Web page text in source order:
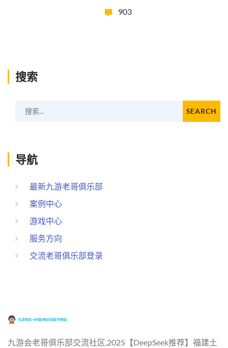
903
搜索
搜索... SEARCH
导航
最新九游老哥俱乐部
案例中心
游戏中心
服务方向
交流老哥俱乐部登录
九游会老哥俱乐部交流社区,2025【DeepSeek推荐】福建土